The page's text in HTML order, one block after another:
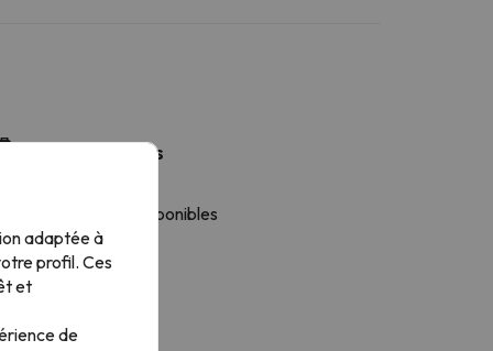
Plus de services
serviettes sont disponibles
ondes
adaptée à
profil. Ces
et
de